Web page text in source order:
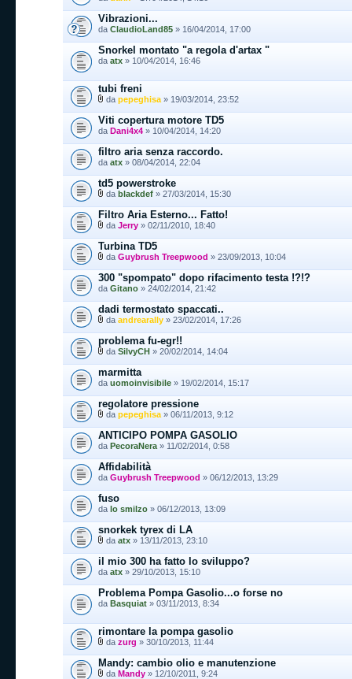
Vibrazioni...
da ClaudioLand85 » 16/04/2014, 17:00
Snorkel montato "a regola d'artax "
da atx » 10/04/2014, 16:46
tubi freni
da pepeghisa » 19/03/2014, 23:52
Viti copertura motore TD5
da Dani4x4 » 10/04/2014, 14:20
filtro aria senza raccordo.
da atx » 08/04/2014, 22:04
td5 powerstroke
da blackdef » 27/03/2014, 15:30
Filtro Aria Esterno... Fatto!
da Jerry » 02/11/2010, 18:40
Turbina TD5
da Guybrush Treepwood » 23/09/2013, 10:04
300 "spompato" dopo rifacimento testa !?!?
da Gitano » 24/02/2014, 21:42
dadi termostato spaccati..
da andrearally » 23/02/2014, 17:26
problema fu-egr!!
da SilvyCH » 20/02/2014, 14:04
marmitta
da uomoinvisibile » 19/02/2014, 15:17
regolatore pressione
da pepeghisa » 06/11/2013, 9:12
ANTICIPO POMPA GASOLIO
da PecoraNera » 11/02/2014, 0:58
Affidabilità
da Guybrush Treepwood » 06/12/2013, 13:29
fuso
da lo smilzo » 06/12/2013, 13:09
snorkek tyrex di LA
da atx » 13/11/2013, 23:10
il mio 300 ha fatto lo sviluppo?
da atx » 29/10/2013, 15:10
Problema Pompa Gasolio...o forse no
da Basquiat » 03/11/2013, 8:34
rimontare la pompa gasolio
da zurg » 30/10/2013, 11:44
Mandy: cambio olio e manutenzione
da Mandy » 12/10/2011, 9:24